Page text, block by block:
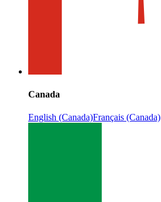
Canada
English (Canada)Français (Canada)